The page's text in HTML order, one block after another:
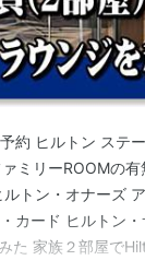
約 ヒルトン ステ
ミリーROOMの
トン・オナーズ
カード ヒルトン
た 家族２部屋で